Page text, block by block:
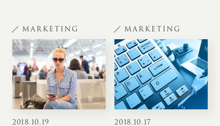
MARKETING
2018.10.19
MARKETING
2018.10.17